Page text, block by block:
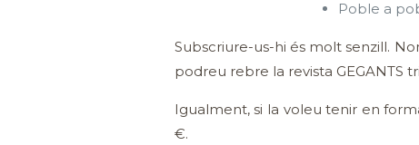
Poble a
Subscriure-us-hi és molt senzill.
podreu rebre la revista GEGANTS
Igualment, si la voleu tenir en
€.